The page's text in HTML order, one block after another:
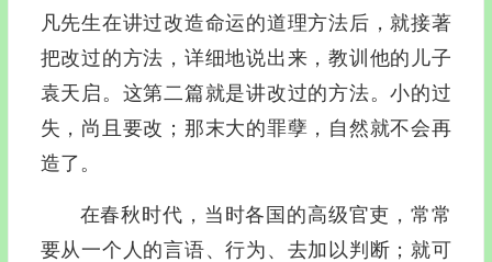
凡先生在讲过改造命运的道理方法后，就接著
把改过的方法，详细地说出来，教训他的儿子
袁天启。这第二篇就是讲改过的方法。小的过
失，尚且要改；那末大的罪孽，自然就不会再
造了。
在春秋时代，当时各国的高级官吏，常常
要从一个人的言语、行为、去加以判断；就可